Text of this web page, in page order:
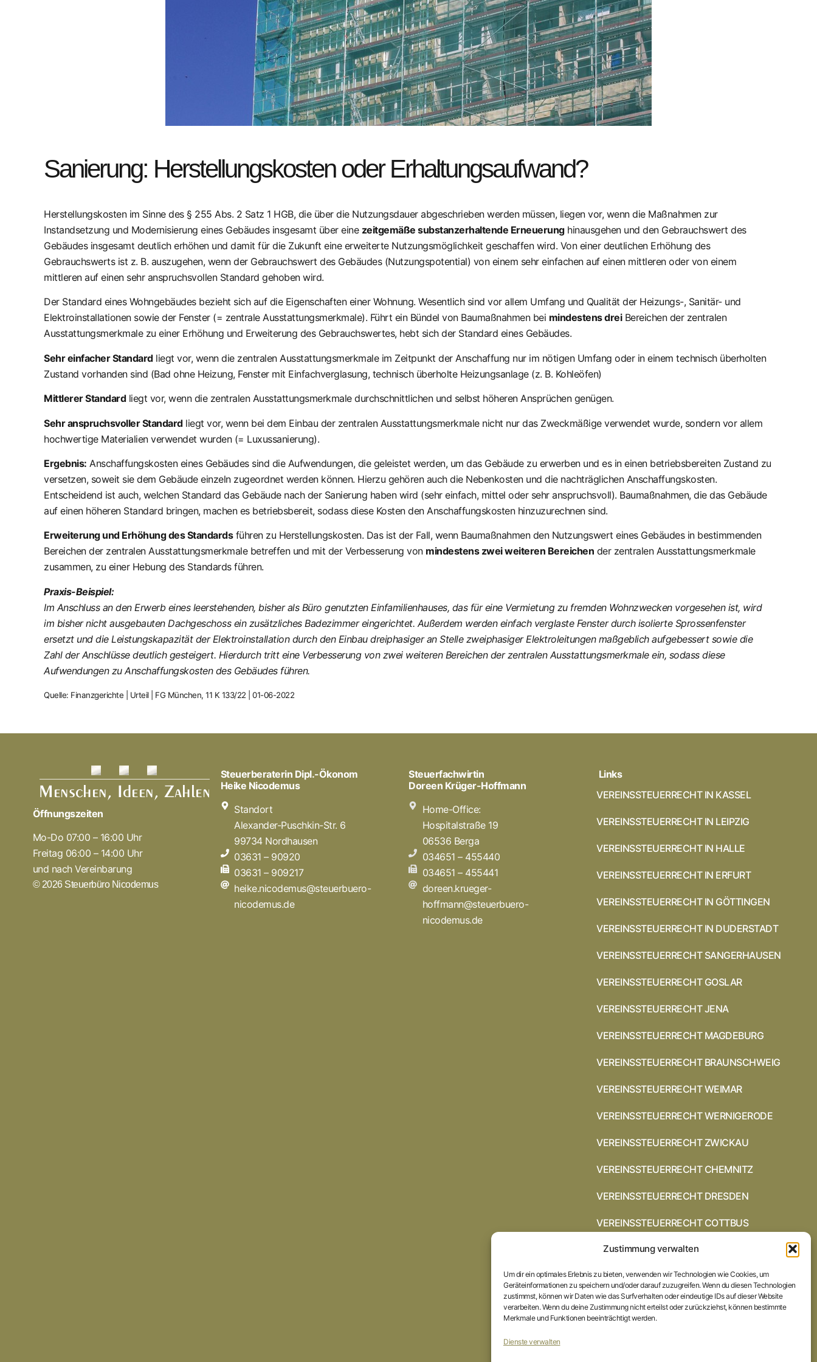
Zustimmung verwalten
Um dir ein optimales Erlebnis zu bieten, verwenden wir Technologien wie Cookies, um
Geräteinformationen zu speichern und/oder darauf zuzugreifen. Wenn du diesen Technologien
zustimmst, können wir Daten wie das Surfverhalten oder eindeutige IDs auf dieser Website
verarbeiten. Wenn du deine Zustimmung nicht erteilst oder zurückziehst, können bestimmte
Merkmale und Funktionen beeinträchtigt werden.
Dienste verwalten
Sanierung: Herstellungskosten oder Erhaltungsaufwand?
Herstellungskosten im Sinne des § 255 Abs. 2 Satz 1 HGB, die über die Nutzungsdauer abgeschrieben werden müssen, liegen vor, wenn die Maßnahmen zur
Instandsetzung und Modernisierung eines Gebäudes insgesamt über eine zeitgemäße substanzerhaltende Erneuerunghinausgehen und den Gebrauchswert des
Gebäudes insgesamt deutlich erhöhen und damit für die Zukunft eine erweiterte Nutzungsmöglichkeit geschaffen wird. Von einer deutlichen Erhöhung des
Gebrauchswerts ist z. B. auszugehen, wenn der Gebrauchswert des Gebäudes (Nutzungspotential) von einem sehr einfachen auf einen mittleren oder von einem
mittleren auf einen sehr anspruchsvollen Standard gehoben wird.
Der Standard eines Wohngebäudes bezieht sich auf die Eigenschaften einer Wohnung. Wesentlich sind vor allem Umfang und Qualität der Heizungs-, Sanitär- und
Elektroinstallationen sowie der Fenster (= zentrale Ausstattungsmerkmale). Führt ein Bündel von Baumaßnahmen bei mindestens dreiBereichen der zentralen
Ausstattungsmerkmale zu einer Erhöhung und Erweiterung des Gebrauchswertes, hebt sich der Standard eines Gebäudes.
Sehr einfacher Standardliegt vor, wenn die zentralen Ausstattungsmerkmale im Zeitpunkt der Anschaffung nur im nötigen Umfang oder in einem technisch überholten
Zustand vorhanden sind (Bad ohne Heizung, Fenster mit Einfachverglasung, technisch überholte Heizungsanlage (z. B. Kohleöfen)
Mittlerer Standardliegt vor, wenn die zentralen Ausstattungsmerkmale durchschnittlichen und selbst höheren Ansprüchen genügen.
Sehr anspruchsvoller Standardliegt vor, wenn bei dem Einbau der zentralen Ausstattungsmerkmale nicht nur das Zweckmäßige verwendet wurde, sondern vor allem
hochwertige Materialien verwendet wurden (= Luxussanierung).
Ergebnis: Anschaffungskosten eines Gebäudes sind die Aufwendungen, die geleistet werden, um das Gebäude zu erwerben und es in einen betriebsbereiten Zustand zu
versetzen, soweit sie dem Gebäude einzeln zugeordnet werden können. Hierzu gehören auch die Nebenkosten und die nachträglichen Anschaffungskosten.
Entscheidend ist auch, welchen Standard das Gebäude nach der Sanierung haben wird (sehr einfach, mittel oder sehr anspruchsvoll). Baumaßnahmen, die das Gebäude
auf einen höheren Standard bringen, machen es betriebsbereit, sodass diese Kosten den Anschaffungskosten hinzuzurechnen sind.
Erweiterung und Erhöhung des Standardsführen zu Herstellungskosten. Das ist der Fall, wenn Baumaßnahmen den Nutzungswert eines Gebäudes in bestimmenden
Bereichen der zentralen Ausstattungsmerkmale betreffen und mit der Verbesserung von mindestens zwei weiteren Bereichen der zentralen Ausstattungsmerkmale
zusammen, zu einer Hebung des Standards führen.
Praxis-Beispiel:
Im Anschluss an den Erwerb eines leerstehenden, bisher als Büro genutzten Einfamilienhauses, das für eine Vermietung zu fremden Wohnzwecken vorgesehen ist, wird
im bisher nicht ausgebauten Dachgeschoss ein zusätzliches Badezimmer eingerichtet. Außerdem werden einfach verglaste Fenster durch isolierte Sprossenfenster
ersetzt und die Leistungskapazität der Elektroinstallation durch den Einbau dreiphasiger an Stelle zweiphasiger Elektroleitungen maßgeblich aufgebessert sowie die
Zahl der Anschlüsse deutlich gesteigert. Hierdurch tritt eine Verbesserung von zwei weiteren Bereichen der zentralen Ausstattungsmerkmale ein, sodass diese
Aufwendungen zu Anschaffungskosten des Gebäudes führen.
Quelle: Finanzgerichte | Urteil | FG München, 11 K 133/22 | 01-06-2022
Öffnungszeiten
Mo-Do 07:00 – 16:00 Uhr
Freitag 06:00 – 14:00 Uhr
und nach Vereinbarung
© 2026 Steuerbüro Nicodemus
Steuerberaterin Dipl.-Ökonom
Heike Nicodemus
Standort
Alexander-Puschkin-Str. 6
99734 Nordhausen
03631 – 90920
03631 – 909217
heike.nicodemus@steuerbuero-
nicodemus.de
Steuerfachwirtin
Doreen Krüger-Hoffmann
Home-Office:
Hospitalstraße 19
06536 Berga
034651 – 455440
034651 – 455441
doreen.krueger-
hoffmann@steuerbuero-
nicodemus.de
Links
VEREINSSTEUERRECHT IN KASSEL
VEREINSSTEUERRECHT IN LEIPZIG
VEREINSSTEUERRECHT IN HALLE
VEREINSSTEUERRECHT IN ERFURT
VEREINSSTEUERRECHT IN GÖTTINGEN
VEREINSSTEUERRECHT IN DUDERSTADT
VEREINSSTEUERRECHT SANGERHAUSEN
VEREINSSTEUERRECHT GOSLAR
VEREINSSTEUERRECHT JENA
VEREINSSTEUERRECHT MAGDEBURG
VEREINSSTEUERRECHT BRAUNSCHWEIG
VEREINSSTEUERRECHT WEIMAR
VEREINSSTEUERRECHT WERNIGERODE
VEREINSSTEUERRECHT ZWICKAU
VEREINSSTEUERRECHT CHEMNITZ
VEREINSSTEUERRECHT DRESDEN
VEREINSSTEUERRECHT COTTBUS
VEREINSSTEUERRECHT IN
VEREINSSTEUERRECHT HILDESHEIM
STARTSEITE